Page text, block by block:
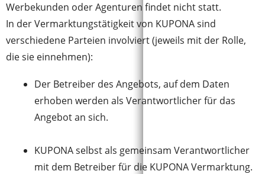
Werbekunden oder Agenturen findet nicht statt.
In der Vermarktungstätigkeit von KUPONA sind
verschiedene Parteien involviert (jeweils mit der Rolle,
die sie einnehmen):
Der Betreiber des Angebots, auf dem Daten
erhoben werden als Verantwortlicher für das
Angebot an sich.
KUPONA selbst als gemeinsam Verantwortlicher
mit dem Betreiber für die KUPONA Vermarktung.